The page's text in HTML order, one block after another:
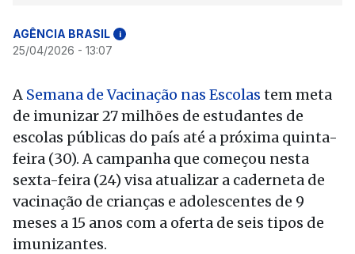
AGÊNCIA BRASIL i
25/04/2026 - 13:07
A Semana de Vacinação nas Escolas tem meta
de imunizar 27 milhões de estudantes de
escolas públicas do país até a próxima quinta-
feira (30). A campanha que começou nesta
sexta-feira (24) visa atualizar a caderneta de
vacinação de crianças e adolescentes de 9
meses a 15 anos com a oferta de seis tipos de
imunizantes.